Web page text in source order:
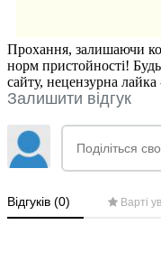
Прохання, залишаючи
норм пристойності!
сайту, нецензурна